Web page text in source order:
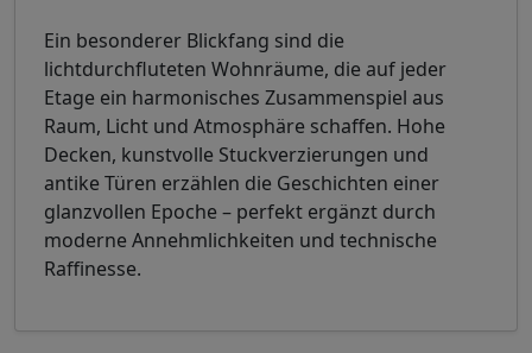
Ein besonderer Blickfang sind die
lichtdurchfluteten Wohnräume, die auf jeder
Etage ein harmonisches Zusammenspiel aus
Raum, Licht und Atmosphäre schaffen. Hohe
Decken, kunstvolle Stuckverzierungen und
antike Türen erzählen die Geschichten einer
glanzvollen Epoche – perfekt ergänzt durch
moderne Annehmlichkeiten und technische
Raffinesse.